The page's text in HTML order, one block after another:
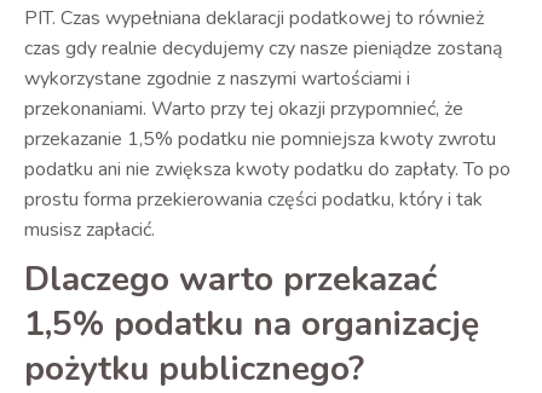
PIT. Czas wypełniana deklaracji podatkowej to również
czas gdy realnie decydujemy czy nasze pieniądze zostaną
wykorzystane zgodnie z naszymi wartościami i
przekonaniami. Warto przy tej okazji przypomnieć, że
przekazanie 1,5% podatku nie pomniejsza kwoty zwrotu
podatku ani nie zwiększa kwoty podatku do zapłaty. To po
prostu forma przekierowania części podatku, który i tak
musisz zapłacić.
Dlaczego warto przekazać
1,5% podatku na organizację
pożytku publicznego?